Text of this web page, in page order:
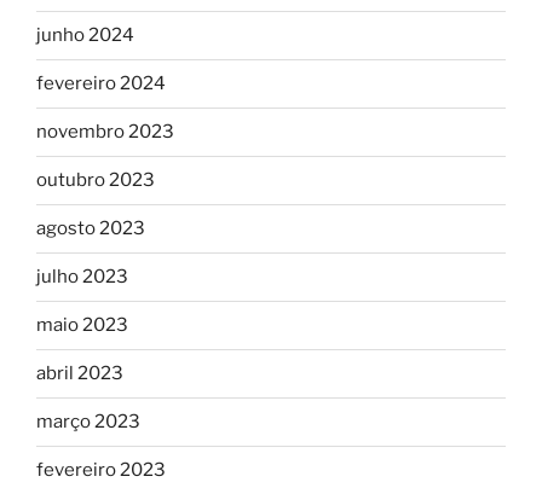
junho 2024
fevereiro 2024
novembro 2023
outubro 2023
agosto 2023
julho 2023
maio 2023
abril 2023
março 2023
fevereiro 2023